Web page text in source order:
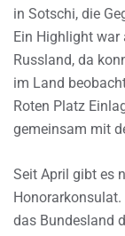
in Sotschi, die
Ein Highlight
Russland, da
im Land
Roten Platz
gemeinsam mit
Seit April gibt es
das Bundesland